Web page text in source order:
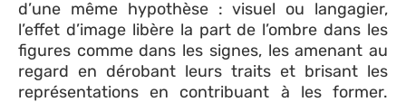
d’une même hypothèse : visuel ou langagier,
l’effet d’image libère la part de l’ombre dans les
figures comme dans les signes, les amenant au
regard en dérobant leurs traits et brisant les
représentations en contribuant à les former.